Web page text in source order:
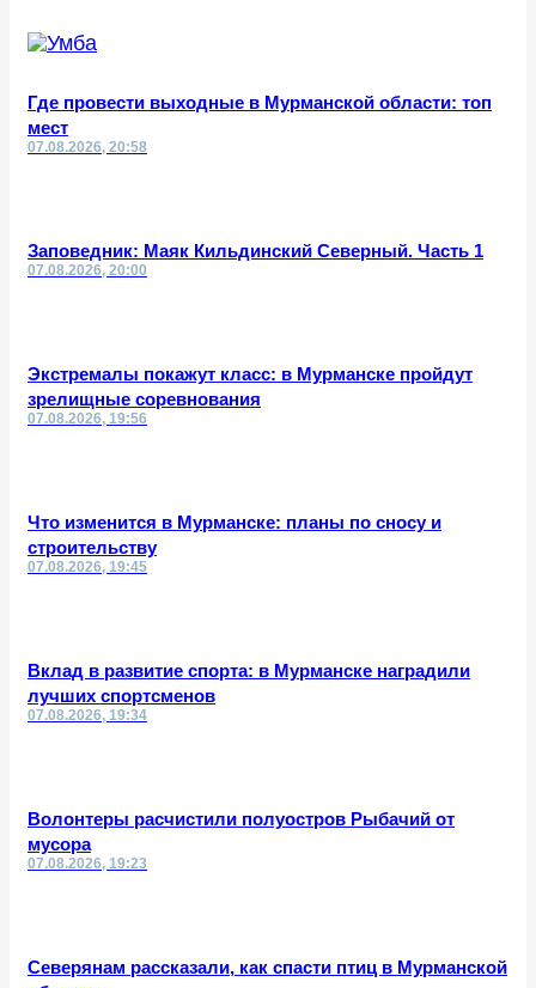
Где провести выходные в Мурманской области: топ
мест
07.08.2026, 20:58
Заповедник: Маяк Кильдинский Северный. Часть 1
07.08.2026, 20:00
Экстремалы покажут класс: в Мурманске пройдут
зрелищные соревнования
07.08.2026, 19:56
Что изменится в Мурманске: планы по сносу и
строительству
07.08.2026, 19:45
Вклад в развитие спорта: в Мурманске наградили
лучших спортсменов
07.08.2026, 19:34
Волонтеры расчистили полуостров Рыбачий от
мусора
07.08.2026, 19:23
Северянам рассказали, как спасти птиц в Мурманской